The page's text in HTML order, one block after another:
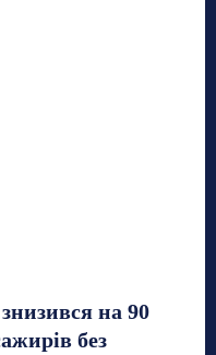
на 90
без